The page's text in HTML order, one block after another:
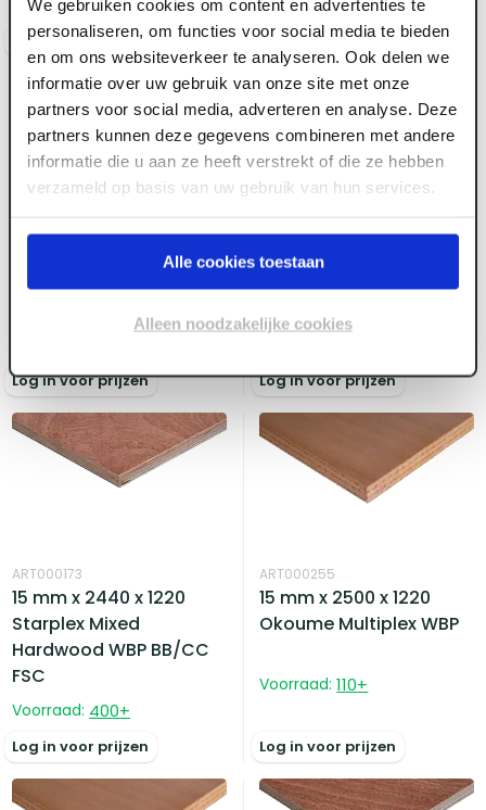
We gebruiken cookies om content en advertenties te
personaliseren, om functies voor social media te bieden
en om ons websiteverkeer te analyseren. Ook delen we
informatie over uw gebruik van onze site met onze
partners voor social media, adverteren en analyse. Deze
partners kunnen deze gegevens combineren met andere
informatie die u aan ze heeft verstrekt of die ze hebben
verzameld op basis van uw gebruik van hun services.
Alle cookies toestaan
Alleen noodzakelijke cookies
Log in voor prijzen
Voorraad: 100+
Log in voor prijzen
ART000193
12 mm x 3050 x 1530
Starplex Mixed
Log in voor prijzen
ART000254
12 mm x 3100 x 1530
Okoume Multiplex WBP
Log in voor prijzen
ART000173
15 mm x 2440 x 1220
Starplex Mixed
Hardwood WBP BB/CC
FSC
Voorraad: 400+
Log in voor prijzen
ART000255
15 mm x 2500 x 1220
Okoume Multiplex WBP
Voorraad: 110+
Log in voor prijzen